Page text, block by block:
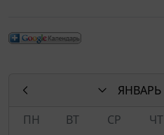
ЯНВАРЬ
ПН
ВТ СР ЧТ